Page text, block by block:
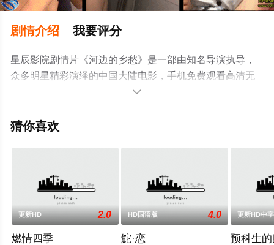
剧情介绍 我要评分
星辰影院剧情片《河边的乡愁》是一部由知名导演执导，
众多明星精彩演绎的中国大陆电影，手机免费观看高清无
删减完整版电影大全就来星辰影视，更多相关信息可移步

猜你喜欢
更新HD 2.0
燃情四季
HD国语版 4.0
鮀·恋
更新HD中字
预科生